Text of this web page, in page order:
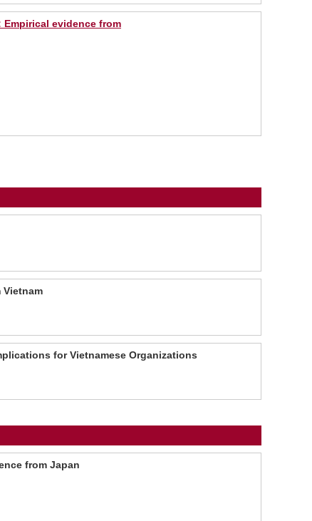
evidence from
for Vietnamese Organizations
from Japan